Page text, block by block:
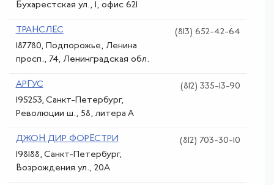
Бухарестская ул., 1, офис 621
ТРАНСЛЕС
187780, Подпорожье, Ленина
просп., 74, Ленинградская обл.
(813) 652-42-64
АРГУС
195253, Санкт-Петербург,
Революции ш., 58, литера А
(812) 335-13-90
ДЖОН ДИР ФОРЕСТРИ
198188, Санкт-Петербург,
Возрождения ул., 20А
(812) 703-30-10